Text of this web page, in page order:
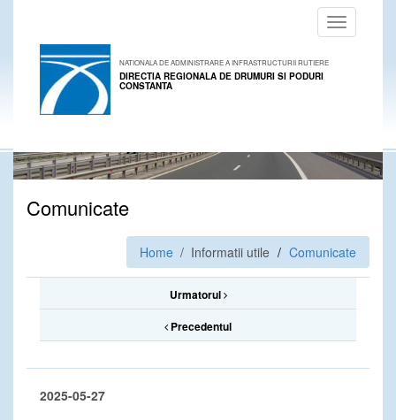
Toggle
navigation
NATIONALA DE ADMINISTRARE A INFRASTRUCTURII RUTIERE
DIRECTIA REGIONALA DE DRUMURI SI PODURI
CONSTANTA
Comunicate
Home / Informatii utile Comunicate
Urmatorul
Precedentul
2025-05-27